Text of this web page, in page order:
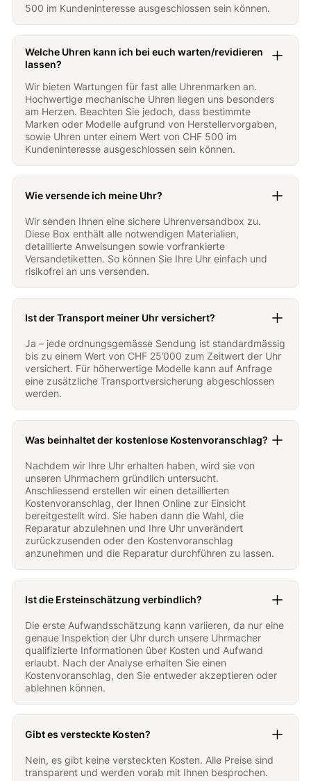
500 im Kundeninteresse ausgeschlossen sein können.
Welche Uhren kann ich bei euch warten/revidieren
lassen?
Wir bieten Wartungen für fast alle Uhrenmarken an.
Hochwertige mechanische Uhren liegen uns besonders
am Herzen. Beachten Sie jedoch, dass bestimmte
Marken oder Modelle aufgrund von Herstellervorgaben,
sowie Uhren unter einem Wert von CHF 500 im
Kundeninteresse ausgeschlossen sein können.
Wie versende ich meine Uhr?
Wir senden Ihnen eine sichere Uhrenversandbox zu.
Diese Box enthält alle notwendigen Materialien,
detaillierte Anweisungen sowie vorfrankierte
Versandetiketten. So können Sie Ihre Uhr einfach und
risikofrei an uns versenden.
Ist der Transport meiner Uhr versichert?
Ja – jede ordnungsgemässe Sendung ist standardmässig
bis zu einem Wert von CHF 25’000 zum Zeitwert der Uhr
versichert. Für höherwertige Modelle kann auf Anfrage
eine zusätzliche Transportversicherung abgeschlossen
werden.
Was beinhaltet der kostenlose Kostenvoranschlag?
Nachdem wir Ihre Uhr erhalten haben, wird sie von
unseren Uhrmachern gründlich untersucht.
Anschliessend erstellen wir einen detaillierten
Kostenvoranschlag, der Ihnen Online zur Einsicht
bereitgestellt wird. Sie haben dann die Wahl, die
Reparatur abzulehnen und Ihre Uhr unverändert
zurückzusenden oder den Kostenvoranschlag
anzunehmen und die Reparatur durchführen zu lassen.
Ist die Ersteinschätzung verbindlich?
Die erste Aufwandsschätzung kann variieren, da nur eine
genaue Inspektion der Uhr durch unsere Uhrmacher
qualifizierte Informationen über Kosten und Aufwand
erlaubt. Nach der Analyse erhalten Sie einen
Kostenvoranschlag, den Sie entweder akzeptieren oder
ablehnen können.
Gibt es versteckte Kosten?
Nein, es gibt keine versteckten Kosten. Alle Preise sind
transparent und werden vorab mit Ihnen besprochen.